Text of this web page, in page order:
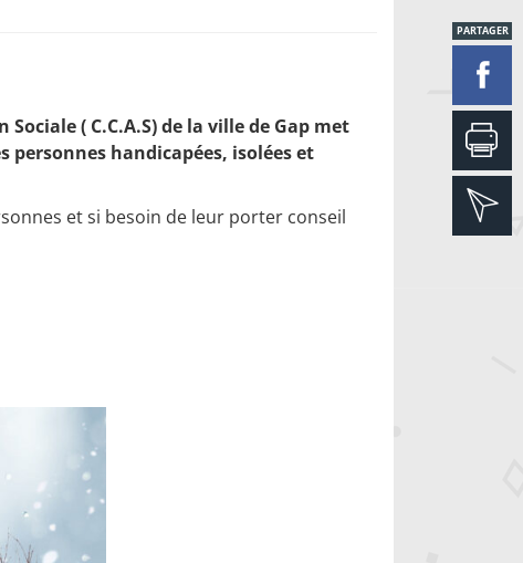
PARTAGER
( C.C.A.S) de la ville de Gap met
personnes handicapées, isolées et
et si besoin de leur porter conseil